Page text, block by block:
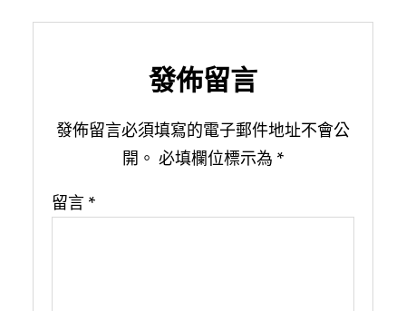
發佈留言
發佈留言必須填寫的電子郵件地址不會公
開。 必填欄位標示為 *
留言 *